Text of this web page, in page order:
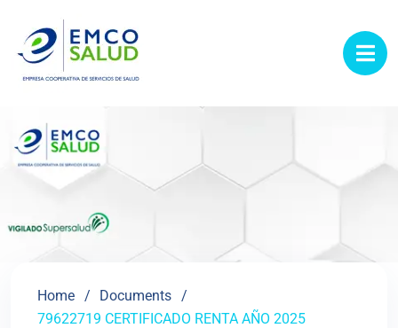
Home
Documents
79622719 CERTIFICADO RENTA AÑO 2025